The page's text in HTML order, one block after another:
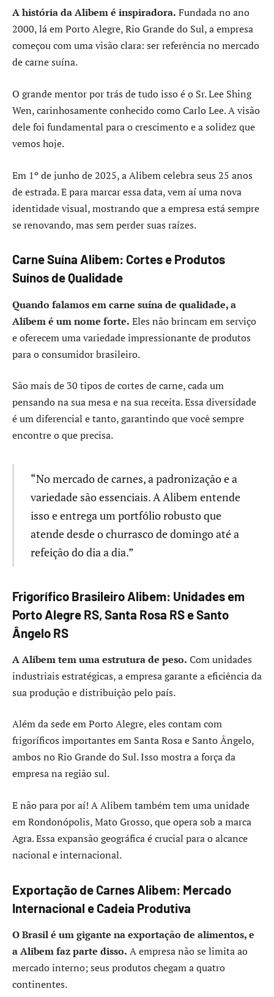
A história da Alibem é inspiradora. Fundada no ano
2000, lá em Porto Alegre, Rio Grande do Sul, a empresa
começou com uma visão clara: ser referência no mercado
de carne suína.
O grande mentor por trás de tudo isso é o Sr. Lee Shing
Wen, carinhosamente conhecido como Carlo Lee. A visão
dele foi fundamental para o crescimento e a solidez que
vemos hoje.
Em 1º de junho de 2025, a Alibem celebra seus 25 anos
de estrada. E para marcar essa data, vem aí uma nova
identidade visual, mostrando que a empresa está sempre
se renovando, mas sem perder suas raízes.
Carne Suína Alibem: Cortes e Produtos
Suínos de Qualidade
Quando falamos em carne suína de qualidade, a
Alibem é um nome forte. Eles não brincam em serviço
e oferecem uma variedade impressionante de produtos
para o consumidor brasileiro.
São mais de 30 tipos de cortes de carne, cada um
pensando na sua mesa e na sua receita. Essa diversidade
é um diferencial e tanto, garantindo que você sempre
encontre o que precisa.
“No mercado de carnes, a padronização e a
variedade são essenciais. A Alibem entende
isso e entrega um portfólio robusto que
atende desde o churrasco de domingo até a
refeição do dia a dia.”
Frigorífico Brasileiro Alibem: Unidades em
Porto Alegre RS, Santa Rosa RS e Santo
Ângelo RS
A Alibem tem uma estrutura de peso. Com unidades
industriais estratégicas, a empresa garante a eficiência da
sua produção e distribuição pelo país.
Além da sede em Porto Alegre, eles contam com
frigoríficos importantes em Santa Rosa e Santo Ângelo,
ambos no Rio Grande do Sul. Isso mostra a força da
empresa na região sul.
E não para por aí! A Alibem também tem uma unidade
em Rondonópolis, Mato Grosso, que opera sob a marca
Agra. Essa expansão geográfica é crucial para o alcance
nacional e internacional.
Exportação de Carnes Alibem: Mercado
Internacional e Cadeia Produtiva
O Brasil é um gigante na exportação de alimentos, e
a Alibem faz parte disso. A empresa não se limita ao
mercado interno; seus produtos chegam a quatro
continentes.